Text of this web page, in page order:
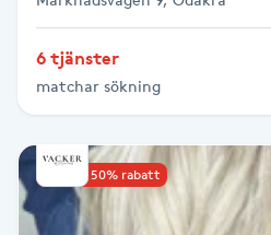
Rosenmetoden
Ryggmassage
S
Samtalsterapi
6 tjänster
matchar sökning
Upp till 50% rabatt